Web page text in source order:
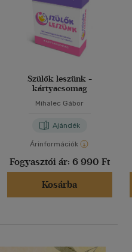
Szülők leszünk -
kártyacsomag
Mihalec Gábor
Ajándék
Árinformációk
Fogyasztói ár: 6 990 Ft
Kosárba